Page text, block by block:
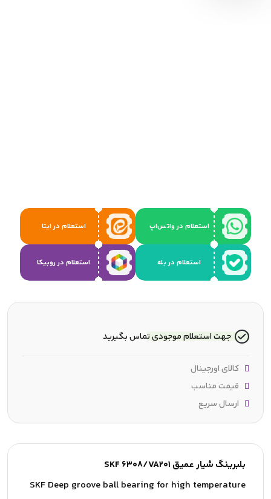
استعلام در واتس‌اپ استعلام در ایتا
استعلام در بله استعلام در روبیکا
بلبرینگ شیار عمیق SKF 6308/VA201
SKF Deep groove ball bearing for high temperature
جهت استعلام موجودی تماس بگیرید
کالای اورجینال
قیمت مناسب
ارسال سریع